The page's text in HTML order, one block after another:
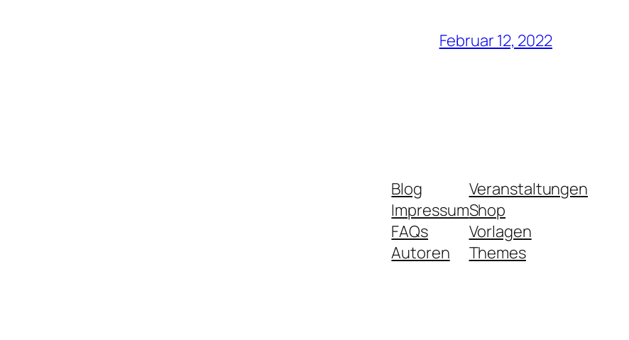
Februar 12, 2022
Blog
Impressum
FAQs
Autoren
Veranstaltungen
Shop
Vorlagen
Themes